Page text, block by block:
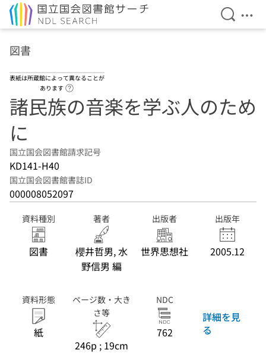
検索を
メ
図書
表紙は所蔵館によって異なることが
あります
諸民族の音楽を学ぶ人のため
に
国立国会図書館請求記号
KD141-H40
国立国会図書館書誌ID
000008052097
資料種別
図書
著者
櫻井哲男, 水
野信男 編
出版者
世界思想社
出版年
2005.12
資料形態
紙
ページ数・大き
さ等
246p ; 19cm
NDC
762
詳細を見
る